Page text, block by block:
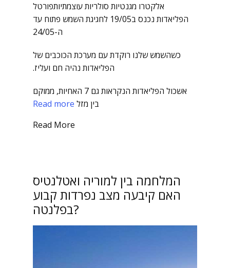
אלקטרו מגנטיות סולריות עוצמתיותפורטל
הפליאדות נכנס ב19/05 לחגיגת השמש פתוח עד
ה-24/05
כשהשמש שלנו רוקדת עם מערכת הכוכבים של
הפליאדות נהיה חם ועליז.
אשכול הפליאדות הנקראות גם 7 האחיות, ממוקם
בין מזל Read more
Read More
המלחמה בין למוריה ואטלנטיס
האם קיבעה מצב נפרדות קבוע
בפלנטה?